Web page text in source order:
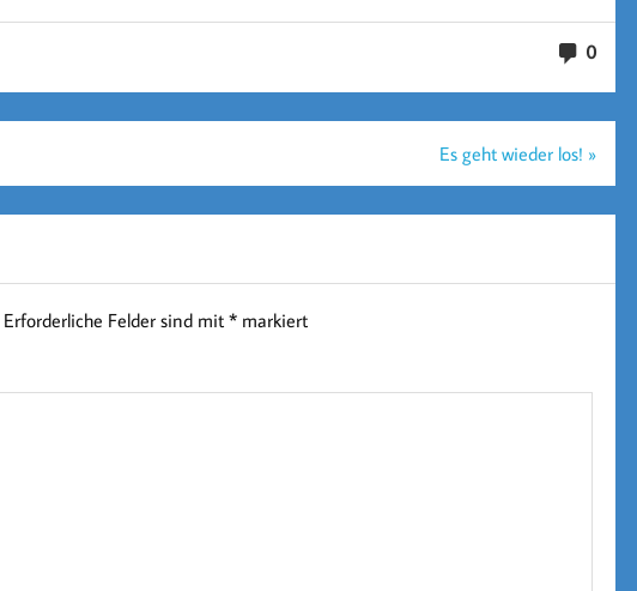
0
Es geht wieder los! »
Erforderliche Felder sind mit *markiert